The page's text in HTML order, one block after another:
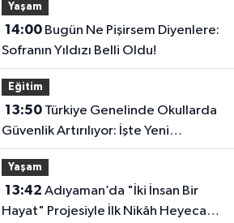
Yaşam
14:00Bugün Ne Pişirsem Diyenlere:
Sofranın Yıldızı Belli Oldu!
Eğitim
13:50Türkiye Genelinde Okullarda
Güvenlik Artırılıyor: İşte Yeni
Uygulama
Yaşam
13:42
Hayat" Projesiyle İlk Nikâh Heyecanı